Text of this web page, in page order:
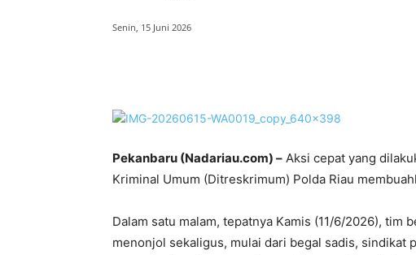
Senin, 15 Juni 2026
Pekanbaru (Nadariau.com) – Aksi cepat yang
Kriminal Umum (Ditreskrimum) Polda Riau
Dalam satu malam, tepatnya Kamis (11/6/2026), tim
menonjol sekaligus, mulai dari begal sadis, sindikat